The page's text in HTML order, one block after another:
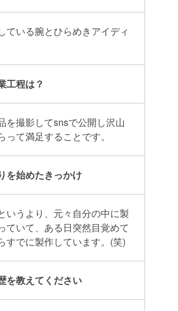
ている腕とひらめきアイディ
工程は？
を撮影してsnsで公開し沢山
って満足することです。
を始めたきっかけ
いうより、 元々自分の中に製
いて、 ある日突然目覚めて
すでに製作しています。(笑)
を教えてください